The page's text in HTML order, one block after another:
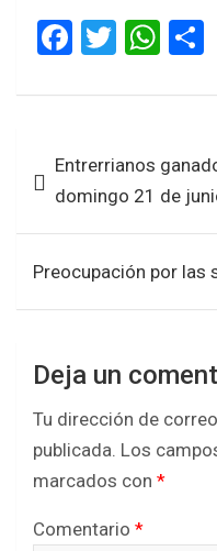
F
ce
o
o
k
T
tt
W
at
A
p
p
de
entradas
Entrerrianos
domingo 21 de
Preocupación por las
Deja un
Tu dirección de
publicada. Los
marcados con *
Comentario *